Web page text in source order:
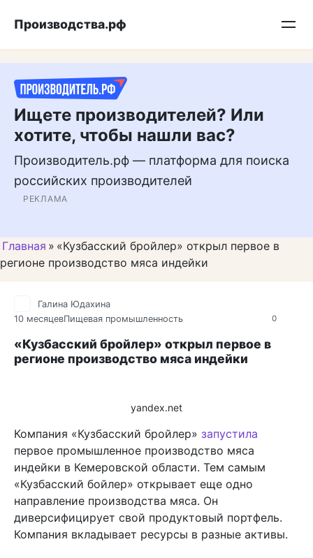
Подписывайтесь на нас в MAX
Производства.рф
Ищете производителей? Или
хотите, чтобы нашли вас?
Производитель.рф — платформа для поиска
российских производителей
РЕКЛАМА
Главная » «Кузбасский бройлер» открыл первое в
регионе производство мяса индейки
0
Галина Юдахина
10 месяцевПищевая промышленность
«Кузбасский бройлер» открыл первое в
регионе производство мяса индейки
yandex.net
Компания «Кузбасский бройлер» запустила
первое промышленное производство мяса
индейки в Кемеровской области. Тем самым
«Кузбасский бойлер» открывает еще одно
направление производства мяса. Он
диверсифицирует свой продуктовый портфель.
Компания вкладывает ресурсы в разные активы.